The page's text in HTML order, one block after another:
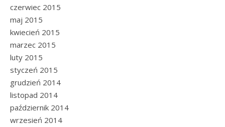
czerwiec 2015
maj 2015
kwiecień 2015
marzec 2015
luty 2015
styczeń 2015
grudzień 2014
listopad 2014
październik 2014
wrzesień 2014